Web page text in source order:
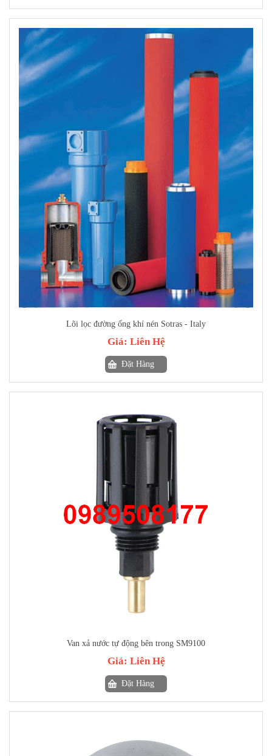
Lõi lọc đường ống khí nén Sotras - Italy
Giá: Liên Hệ
Đặt Hàng
Van xả nước tự động bên trong SM9100
Giá: Liên Hệ
Đặt Hàng